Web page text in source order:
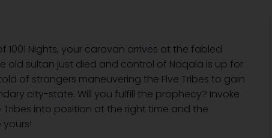
1001 Nights, your caravan arrives at the fabled
old sultan just died and control of Naqala is up for
of strangers maneuvering the Five Tribes to gain
city-state. Will you fulfill the prophecy? Invoke
Tribes into position at the right time and the